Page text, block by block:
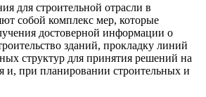
для строительной отрасли в
собой комплекс мер, которые
достоверной информации о
зданий, прокладку линий
структур для принятия решений на
и, при планировании строительных и